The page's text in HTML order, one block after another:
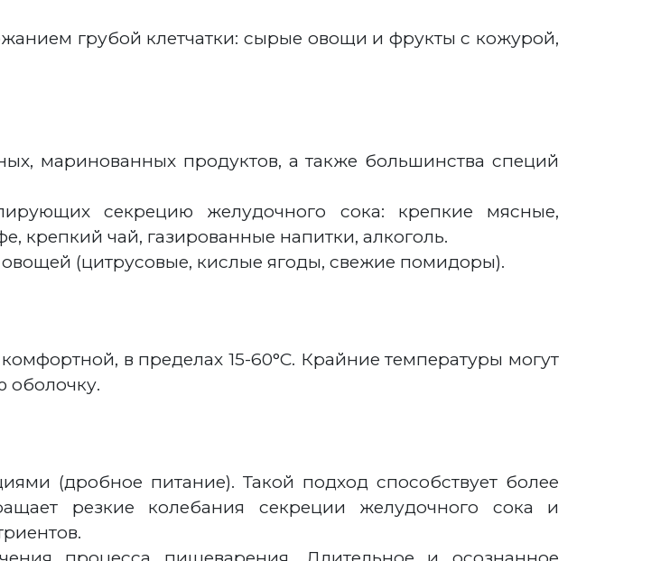
грубой клетчатки: сырые овощи и фрукты с кожурой,
маринованных продуктов, а также большинства специй
секрецию желудочного сока: крепкие мясные,
чай, газированные напитки, алкоголь.
(цитрусовые, кислые ягоды, свежие помидоры).
в пределах 15-60°C. Крайние температуры могут
оболочку.
(дробное питание). Такой подход способствует более
резкие колебания секреции желудочного сока и